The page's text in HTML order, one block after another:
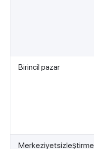
Birincil pazar
Merkeziyetsizleştirme